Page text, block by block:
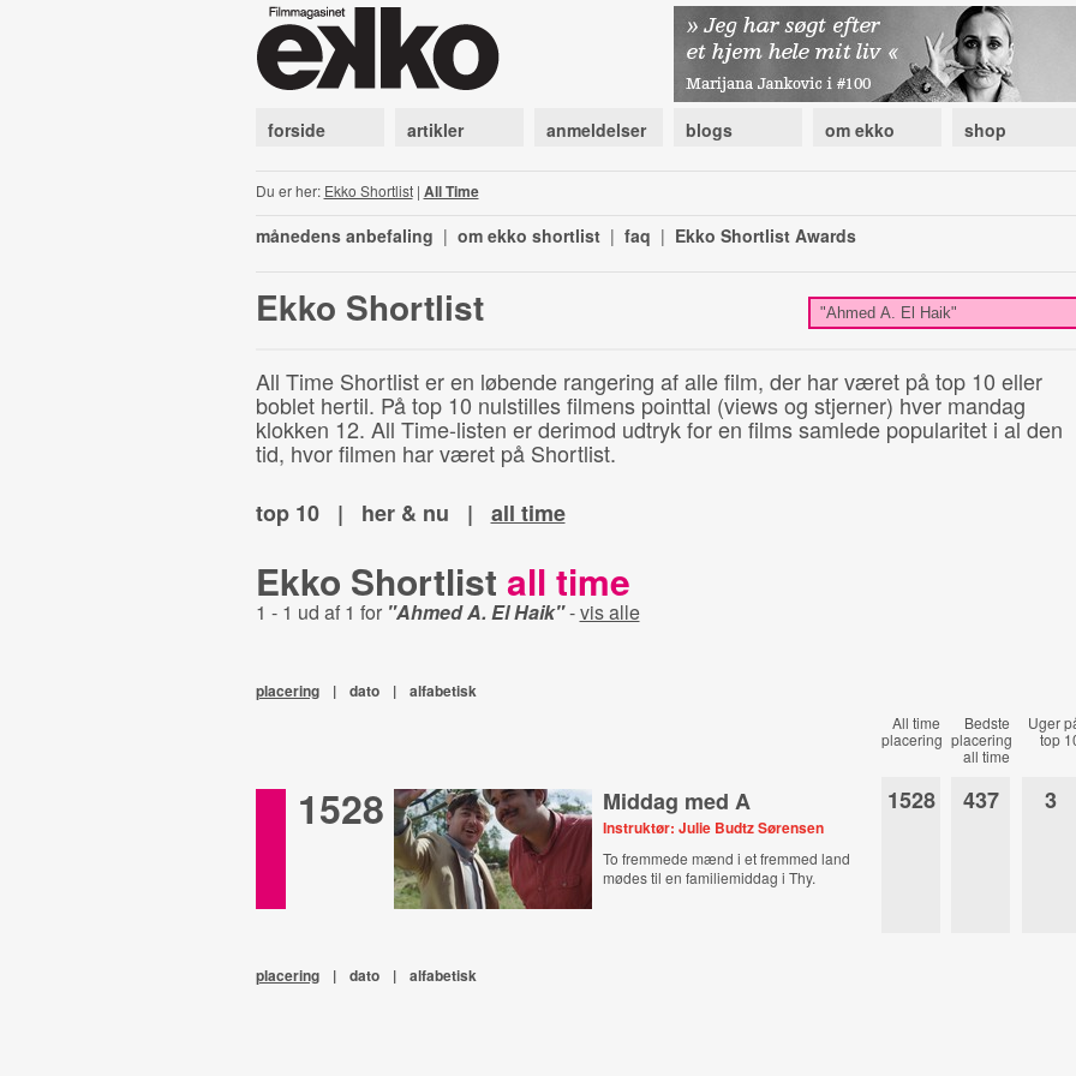
forside artikler anmeldelser blogs om ekko shop
Du er her: Ekko Shortlist| All Time
månedens anbefaling | om ekko shortlist | faq | Ekko Shortlist Awards
Ekko Shortlist
All Time Shortlist er en løbende rangering af alle film, der har været på top 10 eller
boblet hertil. På top 10 nulstilles filmens pointtal (views og stjerner) hver mandag
klokken 12. All Time-listen er derimod udtryk for en films samlede popularitet i al den
tid, hvor filmen har været på Shortlist.
top 10
| her & nu | all time
Ekko Shortlist all time
1 - 1 ud af 1 for "Ahmed A. El Haik"-vis alle
placering | dato | alfabetisk
All time
placering
Bedste
placering
all time
Uger
top
1528 Middag med A
Instruktør: Julie Budtz Sørensen
To fremmede mænd i et fremmed land
mødes til en familiemiddag i Thy.
1528 437 3
placering | dato | alfabetisk